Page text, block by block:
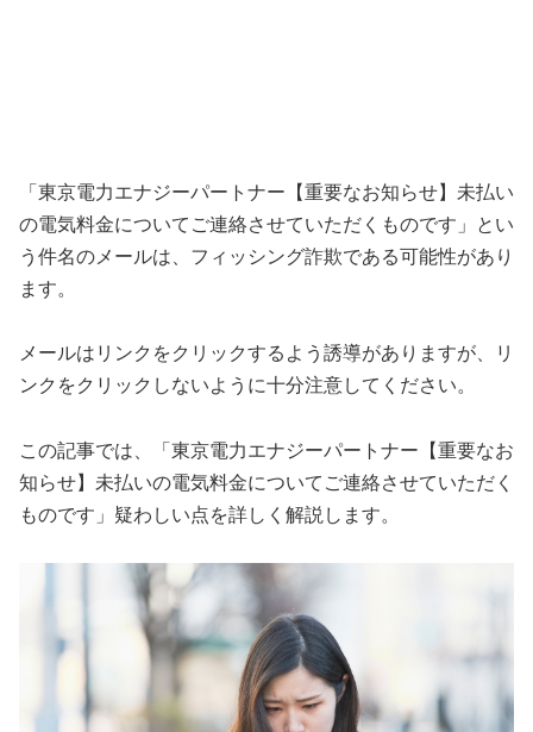
「東京電力エナジーパートナー【重要なお知らせ】未払い
の電気料金についてご連絡させていただくものです」とい
う件名のメールは、フィッシング詐欺である可能性があり
ます。
メールはリンクをクリックするよう誘導がありますが、リ
ンクをクリックしないように十分注意してください。
この記事では、「東京電力エナジーパートナー【重要なお
知らせ】未払いの電気料金についてご連絡させていただく
ものです」疑わしい点を詳しく解説します。